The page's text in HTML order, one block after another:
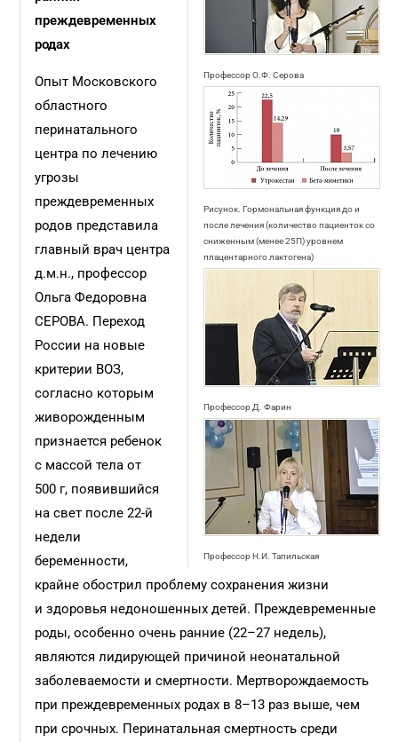
Профессор О.Ф. Серова
Рисунок. Гормональная функция до и
после лечения (количество пациенток со
сниженным (менее 25П) уровнем
плацентарного лактогена)
Профессор Д. Фарин
Профессор Н.И. Тапильская
преждевременных
родах
Опыт Московского
областного
перинатального
центра по лечению
угрозы
преждевременных
родов представила
главный врач центра
д.м.н., профессор
Ольга Федоровна
СЕРОВА. Переход
России на новые
критерии ВОЗ,
согласно которым
живорожденным
признается ребенок
с массой тела от
500 г, появившийся
на свет после 22-й
недели
беременности,
крайне обострил проблему сохранения жизни
и здоровья недоношенных детей. Преждевременные
роды, особенно очень ранние (22–27 недель),
являются лидирующей причиной неонатальной
заболеваемости и смертности. Мертворождаемость
при преждевременных родах в 8–13 раз выше, чем
при срочных. Перинатальная смертность среди